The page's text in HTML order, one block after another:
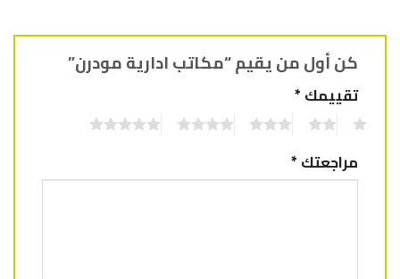
كن أول من يقيم “مكاتب ادارية مودرن”
تقييمك*
مراجعتك*